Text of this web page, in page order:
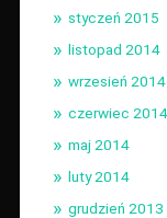
styczeń 2015
listopad 2014
wrzesień 2014
czerwiec 2014
maj 2014
luty 2014
grudzień 2013